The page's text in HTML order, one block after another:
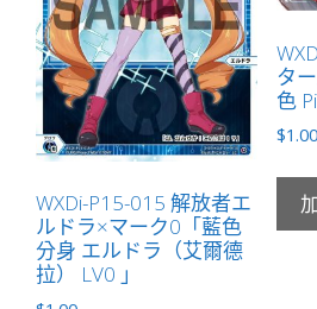
WXDi-P15-015 解放者エ
ルドラ×マーク0「藍色
分身 エルドラ（艾爾德
拉） LV0 」
タ
色
$1.00